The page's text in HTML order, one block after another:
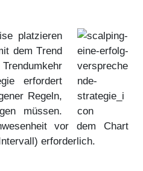
platzieren
dem Trend
erfordert
Regeln,
müssen.
vor dem Chart
erforderlich.